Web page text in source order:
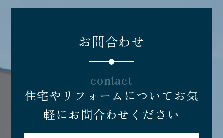
お問合わせ
contact
住宅やリフォームについてお気
軽にお問合わせください